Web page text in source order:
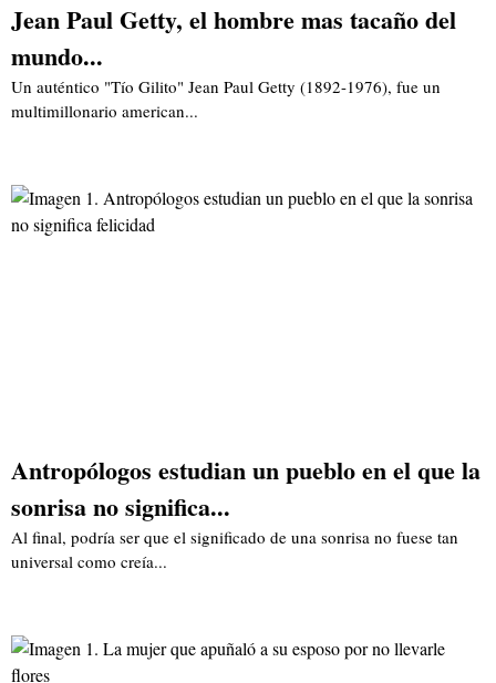
Jean Paul Getty, el hombre mas tacaño del
mundo...
Un auténtico "Tío Gilito" Jean Paul Getty (1892-1976), fue un
multimillonario american...
Antropólogos estudian un pueblo en el que la
sonrisa no significa...
Al final, podría ser que el significado de una sonrisa no fuese tan
universal como creía...